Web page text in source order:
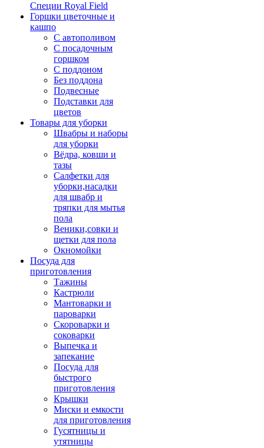
Специи Royal Field
Горшки цветочные и
кашпо
С автополивом
С посадочным
горшком
С поддоном
Без поддона
Подвесные
Подставки для
цветов
Товары для уборки
Швабры и наборы
для уборки
Вёдра, ковши и
тазы
Салфетки для
уборки,насадки
для швабр и
тряпки для мытья
пола
Веники,совки и
щетки для пола
Окномойки
Посуда для
приготовления
Тажины
Кастрюли
Мантоварки и
пароварки
Скороварки и
соковарки
Выпечка и
запекание
Посуда для
быстрого
приготовления
Крышки
Миски и емкости
для приготовления
Гусятницы и
утятницы